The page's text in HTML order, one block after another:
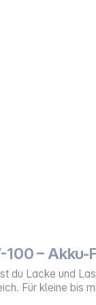
100 –
du Lacke und
Für kleine bis